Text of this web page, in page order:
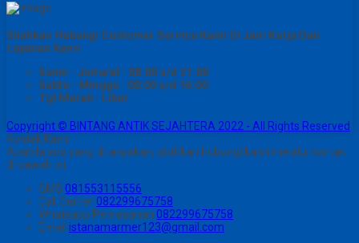
Silahkan Hubungi Customer Service Kami Di Jam Kerja Dan
Layanan Kami
Senin - Juma'at : 08.00 s/d 21.00
Sabtu - Minggu : 08.00 s/d 16.00
Tgl Merah : Libur
Copyright © BINTANG ANTIK SEJAHTERA 2022 - All Rights Reserved
Kontak Kami
Apabila ada yang ditanyakan, silahkan hubungi kami melalui kontak
di bawah ini.
SMS 081553115556
Call Center 082299675758
Whatsapp Pemesanan 082299675758
Email istanamarmer123@gmail.com